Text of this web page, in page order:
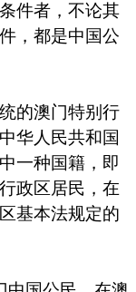
件者，不论其
，都是中国公
的澳门特别行
华人民共和国
一种国籍，即
政区居民，在
基本法规定的